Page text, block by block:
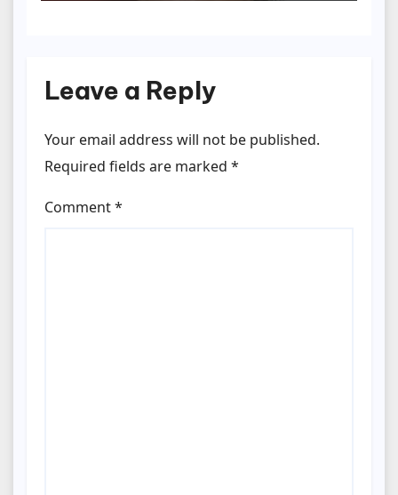
Leave a Reply
Your email address will not be published.
Required fields are marked *
Comment*